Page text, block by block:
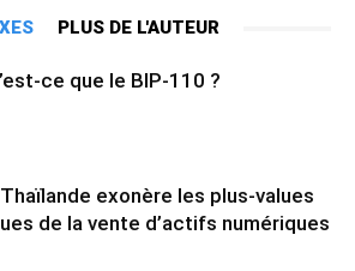
PLUS DE L'AUTEUR
ce que le BIP-110 ?
exonère les plus-values
de la vente d’actifs numériques